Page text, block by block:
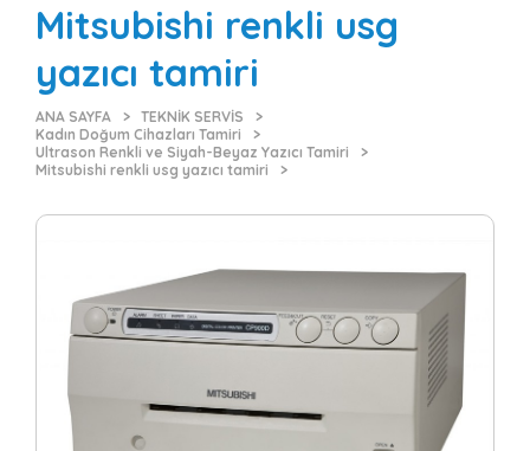
Mitsubishi renkli usg
yazıcı tamiri
ANA SAYFA
TEKNİK SERVİS
Kadın Doğum Cihazları Tamiri
Ultrason Renkli ve Siyah-Beyaz Yazıcı Tamiri
Mitsubishi renkli usg yazıcı tamiri